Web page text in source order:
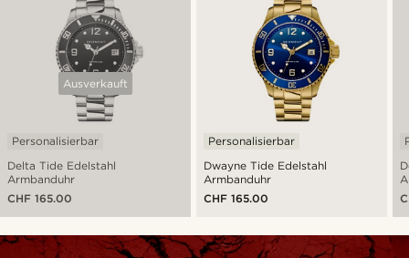
Ausverkauft
Delta Tide Edelstahl
Armbanduhr
Personalisierbar
CHF 165.00
Dwayne Tide Edelstahl
Armbanduhr
Personalisierbar
CHF 165.00